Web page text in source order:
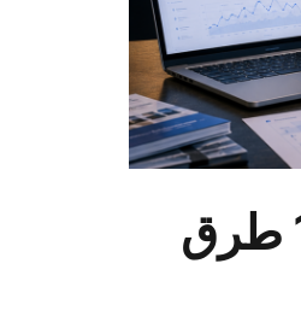
تسويق منتجات المتجر الإلكتروني: 10 طرق